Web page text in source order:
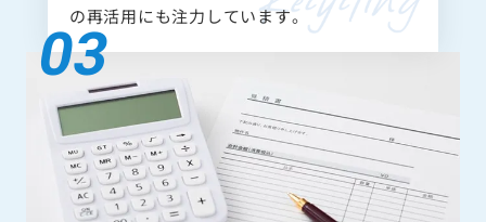
の再活用にも注力しています。